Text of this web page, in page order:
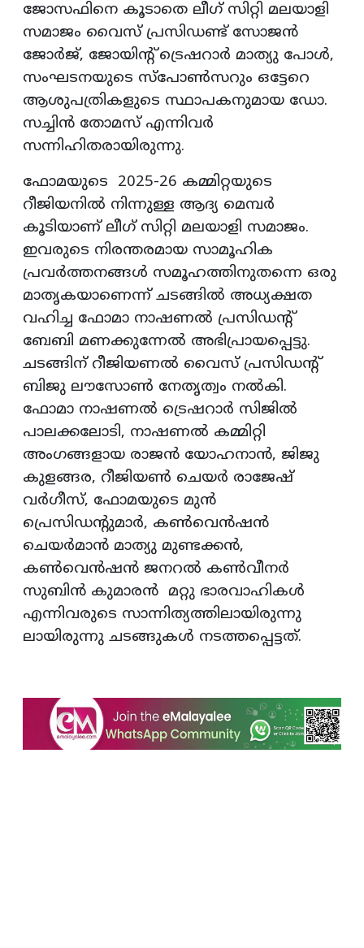
ജോസഫിനെ കൂടാതെ ലീഗ് സിറ്റി മലയാളി
സമാജം വൈസ് പ്രസിഡണ്ട് സോജന്‍
ജോര്‍ജ്, ജോയിന്റ് ട്രെഷറാര്‍ മാത്യു പോള്‍,
സംഘടനയുടെ സ്‌പോണ്‍സറും ഒട്ടേറെ
ആശുപത്രികളുടെ സ്ഥാപകനുമായ ഡോ.
സച്ചിന്‍ തോമസ് എന്നിവര്‍
സന്നിഹിതരായിരുന്നു.
ഫോമയുടെ 2025-26 കമ്മിറ്റയുടെ
റീജിയനില്‍ നിന്നുള്ള ആദ്യ മെമ്പര്‍
കൂടിയാണ് ലീഗ് സിറ്റി മലയാളി സമാജം.
ഇവരുടെ നിരന്തരമായ സാമൂഹിക
പ്രവര്‍ത്തനങ്ങള്‍ സമൂഹത്തിനുതന്നെ ഒരു
മാതൃകയാണെന്ന് ചടങ്ങില്‍ അധ്യക്ഷത
വഹിച്ച ഫോമാ നാഷണല്‍ പ്രസിഡന്റ്
ബേബി മണക്കുന്നേല്‍ അഭിപ്രായപ്പെട്ടു.
ചടങ്ങിന് റീജിയണല്‍ വൈസ് പ്രസിഡന്റ്
ബിജു ലൗസോണ്‍ നേതൃത്വം നല്‍കി.
ഫോമാ നാഷണല്‍ ട്രെഷറാര്‍ സിജില്‍
പാലക്കലോടി, നാഷണല്‍ കമ്മിറ്റി
അംഗങ്ങളായ രാജന്‍ യോഹനാന്‍, ജിജു
കുളങ്ങര, റീജിയണ്‍ ചെയര്‍ രാജേഷ്
വര്‍ഗീസ്, ഫോമയുടെ മുന്‍
പ്രെസിഡന്റുമാര്‍, കണ്‍വെന്‍ഷന്‍
ചെയര്‍മാന്‍ മാത്യു മുണ്ടക്കന്‍,
കണ്‍വെന്‍ഷന്‍ ജനറല്‍ കണ്‍വീനര്‍
സുബിന്‍ കുമാരന്‍ മറ്റു ഭാരവാഹികള്‍
എന്നിവരുടെ സാന്നിത്യത്തിലായിരുന്നു
ലായിരുന്നു ചടങ്ങുകള്‍ നടത്തപ്പെട്ടത്.